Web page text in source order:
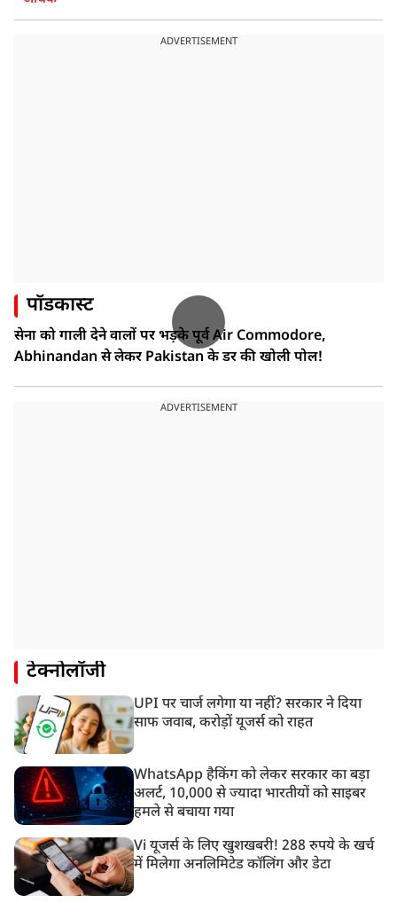
ADVERTISEMENT
पॉडकास्ट
सेना को गाली देने वालों पर भड़के पूर्व Air Commodore,
Abhinandan से लेकर Pakistan के डर की खोली पोल!
ADVERTISEMENT
टेक्नोलॉजी
UPI पर चार्ज लगेगा या नहीं? सरकार ने दिया
साफ जवाब, करोड़ों यूजर्स को राहत
WhatsApp हैकिंग को लेकर सरकार का बड़ा
अलर्ट, 10,000 से ज्यादा भारतीयों को साइबर
हमले से बचाया गया
Vi यूजर्स के लिए खुशखबरी! 288 रुपये के खर्च
में मिलेगा अनलिमिटेड कॉलिंग और डेटा